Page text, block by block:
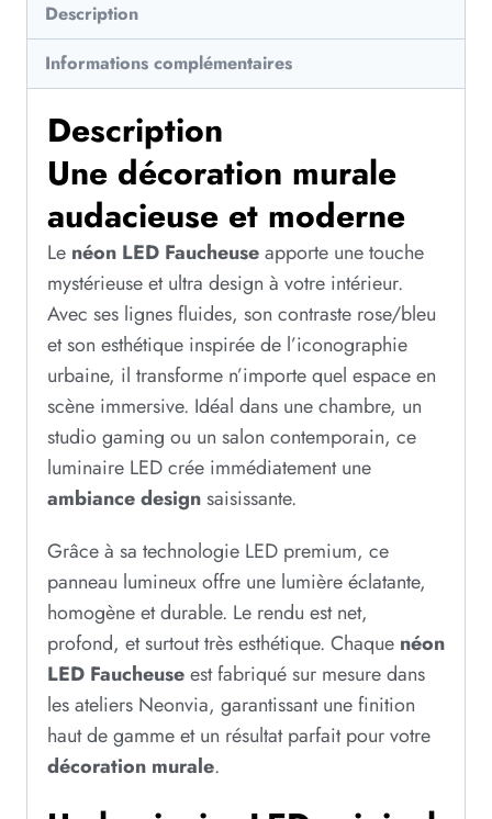
Description
Informations complémentaires
Description
Une décoration murale
audacieuse et moderne
Le néon LED Faucheuseapporte une touche
mystérieuse et ultra design à votre intérieur.
Avec ses lignes fluides, son contraste rose/bleu
et son esthétique inspirée de l’iconographie
urbaine, il transforme n’importe quel espace en
scène immersive. Idéal dans une chambre, un
studio gaming ou un salon contemporain, ce
luminaire LED crée immédiatement une
ambiance designsaisissante.
Grâce à sa technologie LED premium, ce
panneau lumineux offre une lumière éclatante,
homogène et durable. Le rendu est net,
profond, et surtout très esthétique. Chaque néon
LED Faucheuseest fabriqué sur mesure dans
les ateliers Neonvia, garantissant une finition
haut de gamme et un résultat parfait pour votre
décoration murale.